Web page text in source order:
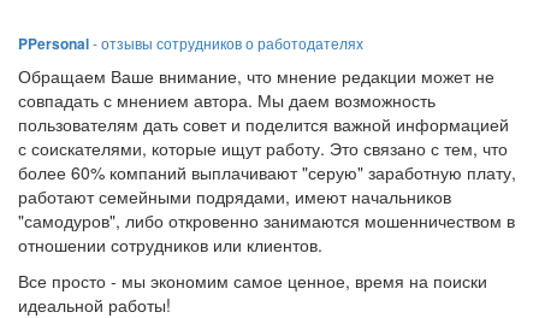
PPersonal- отзывы сотрудников о работодателях
Обращаем Ваше внимание, что мнение редакции может не
совпадать с мнением автора. Мы даем возможность
пользователям дать совет и поделится важной информацией
с соискателями, которые ищут работу. Это связано с тем, что
более 60% компаний выплачивают "серую" заработную плату,
работают семейными подрядами, имеют начальников
"самодуров", либо откровенно занимаются мошенничеством в
отношении сотрудников или клиентов.
Все просто - мы экономим самое ценное, время на поиски
идеальной работы!